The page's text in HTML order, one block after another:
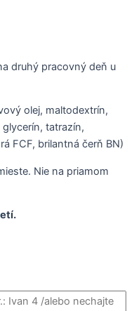
druhý pracovný deň u
olej, maltodextrín,
tatrazín,
FCF, brilantná čerň BN)
Nie na priamom